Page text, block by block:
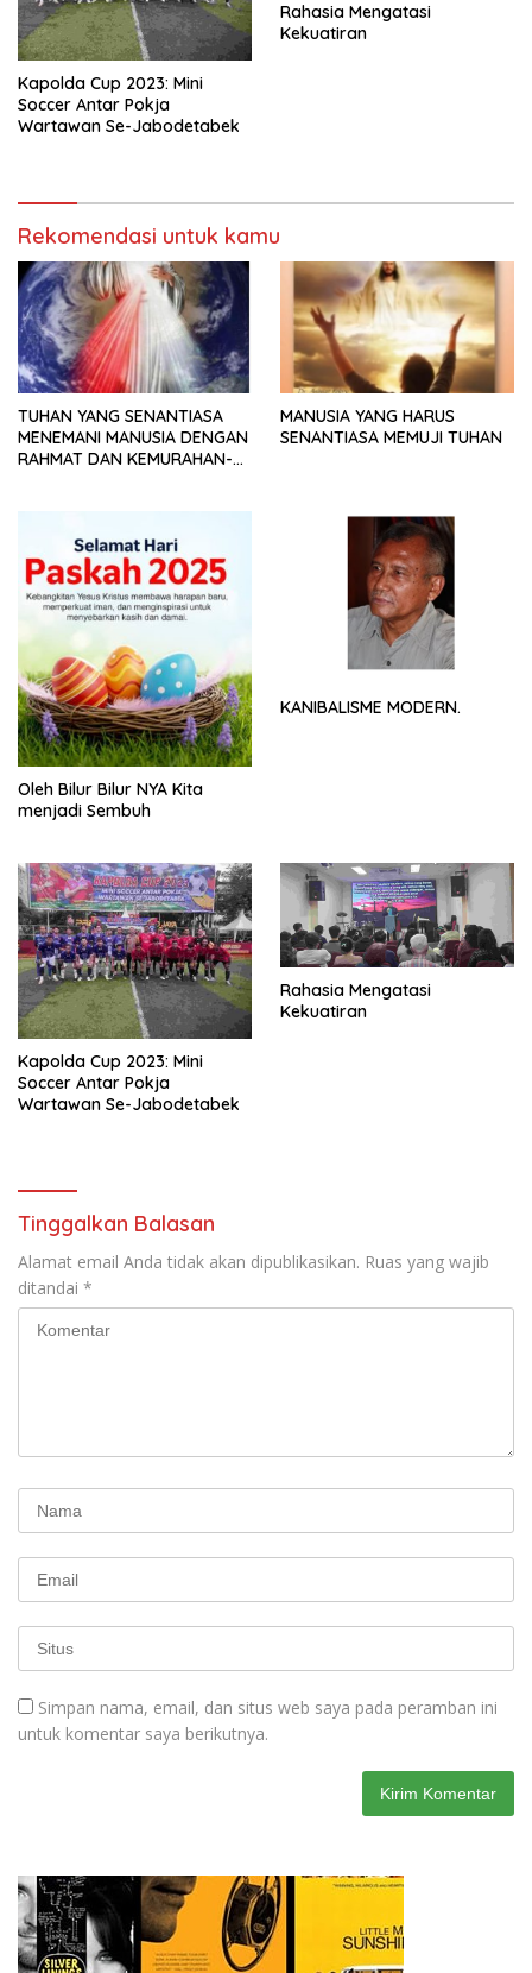
Kapolda Cup 2023: Mini
Soccer Antar Pokja
Wartawan Se-Jabodetabek
Rahasia Mengatasi
Kekuatiran
Rekomendasi untuk kamu
TUHAN YANG SENANTIASA
MENEMANI MANUSIA DENGAN
RAHMAT DAN KEMURAHAN-
MANUSIA YANG HARUS
SENANTIASA MEMUJI TUHAN
Oleh Bilur Bilur NYA Kita
menjadi Sembuh
KANIBALISME MODERN.
Kapolda Cup 2023: Mini
Soccer Antar Pokja
Wartawan Se-Jabodetabek
Rahasia Mengatasi
Kekuatiran
Tinggalkan Balasan
Alamat email Anda tidak akan dipublikasikan. Ruas yang wajib
ditandai *
Simpan nama, email, dan situs web saya pada peramban ini
untuk komentar saya berikutnya.